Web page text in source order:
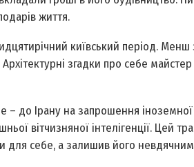
життя.
київський період. Менш
згадки про себе майстер
– до Ірану на запрошення іноземної
вітчизняної інтелігенції. Цей
для себе, а залишив його